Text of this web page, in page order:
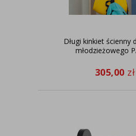
Długi kinkiet ścienny
młodzieżowego
305,00 zł